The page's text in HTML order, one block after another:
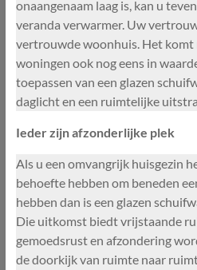
onaangenaam laag is, kan u
veranda verwarmer. Uw
vertrouwde woonhuis. Het komt
woningen ook nog eens in
toepassen van een glazen
daglicht en een ruimtelijke
Ieder zijn afzonderlijke plek
Als u een omvangrijk huisgezin
behoefte hebben om beneden
hebben dan is een glazen
Die uitkomst biedt vrijstaande
gemoedsrust en afzondering
de doorkijk van ruimte naar